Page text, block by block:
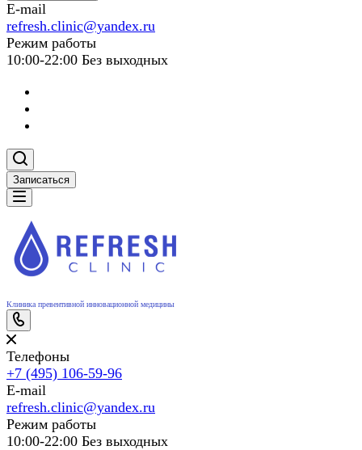
E-mail
refresh.clinic@yandex.ru
Режим работы
10:00-22:00 Без выходных
Записаться
Клиника превентивной инновационной медицины
Телефоны
+7 (495) 106-59-96
E-mail
refresh.clinic@yandex.ru
Режим работы
10:00-22:00 Без выходных